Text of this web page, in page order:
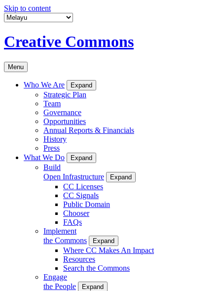
Skip to content
Creative Commons
Menu
Who We Are Expand
Strategic Plan
Team
Governance
Opportunities
Annual Reports & Financials
History
Press
What We Do
Expand
Build
Open Infrastructure
Expand
CC Licenses
CC Signals
Public Domain
Chooser
FAQs
Implement
the Commons
Expand
Where CC Makes An Impact
Resources
Search the Commons
Engage
the People
Expand